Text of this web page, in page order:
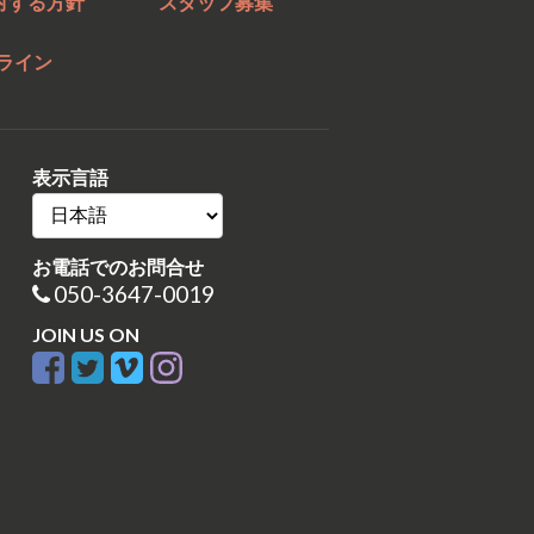
イン
表示言語
お電話でのお問合せ
050-3647-0019
JOIN US ON